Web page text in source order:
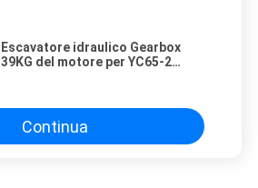
Escavatore idraulico Gearbox
39KG del motore per YC65-2
Continua